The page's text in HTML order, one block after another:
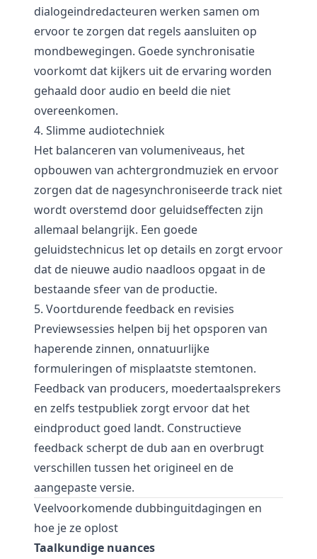
dialogeindredacteuren werken samen om
ervoor te zorgen dat regels aansluiten op
mondbewegingen. Goede synchronisatie
voorkomt dat kijkers uit de ervaring worden
gehaald door audio en beeld die niet
overeenkomen.
4. Slimme audiotechniek
Het balanceren van volumeniveaus, het
opbouwen van achtergrondmuziek en ervoor
zorgen dat de nagesynchroniseerde track niet
wordt overstemd door geluidseffecten zijn
allemaal belangrijk. Een goede
geluidstechnicus let op details en zorgt ervoor
dat de nieuwe audio naadloos opgaat in de
bestaande sfeer van de productie.
5. Voortdurende feedback en revisies
Previewsessies helpen bij het opsporen van
haperende zinnen, onnatuurlijke
formuleringen of misplaatste stemtonen.
Feedback van producers, moedertaalsprekers
en zelfs testpubliek zorgt ervoor dat het
eindproduct goed landt. Constructieve
feedback scherpt de dub aan en overbrugt
verschillen tussen het origineel en de
aangepaste versie.
Veelvoorkomende dubbinguitdagingen en
hoe je ze oplost
Taalkundige nuances